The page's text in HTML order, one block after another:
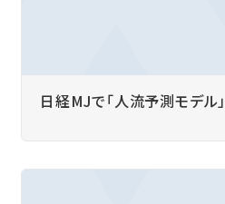
日経MJで「人流予測モデル